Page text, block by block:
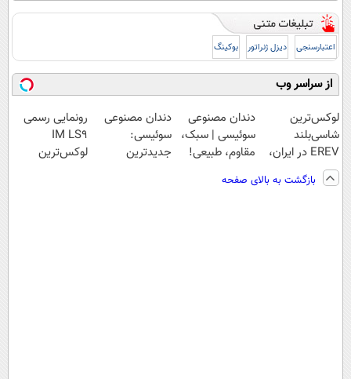
اعتبارسنجی دیزل ژنراتور بوکینگ
از سراسر وب
لوکس‌ترین
شاسی‌بلند
EREV در ایران،
توسط نیکا موتور
رونمایی شد!
دندان مصنوعی
سوئیسی | سبک،
مقاوم، طبیعی!
رایگان+پرداخت
دندان مصنوعی
سوئیسی:
جدیدترین
رونمایی رسمی
IM LS9
لوکس‌ترین
بازگشت به بالای صفحه